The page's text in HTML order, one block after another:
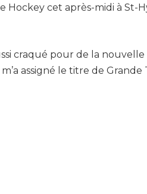
cet après-midi à St-
craqué pour de la
assigné le titre de